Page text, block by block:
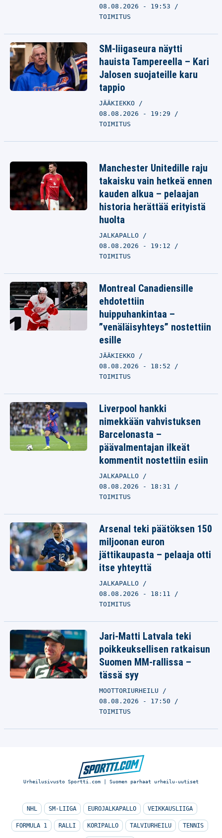
08.08.2026 - 19:53
TOIMITUS
SM-liigaseura näytti
hauista Tampereella – Kari
Jalosen suojateille karu
tappio
JÄÄKIEKKO
08.08.2026 - 19:29
TOIMITUS
Manchester Unitedille raju
takaisku vain hetkeä ennen
kauden alkua – pelaajan
historia herättää erityistä
huolta
JALKAPALLO
08.08.2026 - 19:12
TOIMITUS
Montreal Canadiensille
ehdotettiin
huippuhankintaa –
”venäläisyhteys” nostettiin
esille
JÄÄKIEKKO
08.08.2026 - 18:52
TOIMITUS
Liverpool hankki
nimekkään vahvistuksen
Barcelonasta –
päävalmentajan ilkeät
kommentit nostettiin esiin
JALKAPALLO
08.08.2026 - 18:31
TOIMITUS
Arsenal teki päätöksen 150
miljoonan euron
jättikaupasta – pelaaja otti
itse yhteyttä
JALKAPALLO
08.08.2026 - 18:11
TOIMITUS
Jari-Matti Latvala teki
poikkeuksellisen ratkaisun
Suomen MM-rallissa –
tässä syy
MOOTTORIURHEILU
08.08.2026 - 17:50
TOIMITUS
Urheilusivusto Sportti.com | Suomen parhaat urheilu-uutiset
NHL SM-LIIGA EUROJALKAPALLO VEIKKAUSLIIGA
FORMULA 1 RALLI KORIPALLO TALVIURHEILU TENNIS